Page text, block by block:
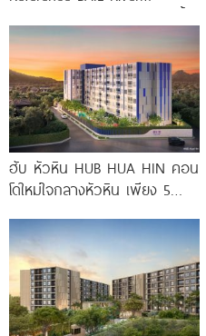
จาก
ฮับ หัวหิน HUB HUA HIN คอน
โดใหม่ใจกลางหัวหิน เพียง 5